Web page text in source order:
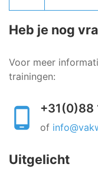
Heb je nog
Voor meer
trainingen:
+31(0)88
of
Uitgelicht